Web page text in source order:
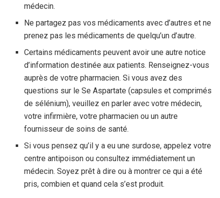
médecin.
Ne partagez pas vos médicaments avec d’autres et ne
prenez pas les médicaments de quelqu’un d’autre.
Certains médicaments peuvent avoir une autre notice
d’information destinée aux patients. Renseignez-vous
auprès de votre pharmacien. Si vous avez des
questions sur le Se Aspartate (capsules et comprimés
de sélénium), veuillez en parler avec votre médecin,
votre infirmière, votre pharmacien ou un autre
fournisseur de soins de santé.
Si vous pensez qu’il y a eu une surdose, appelez votre
centre antipoison ou consultez immédiatement un
médecin. Soyez prêt à dire ou à montrer ce qui a été
pris, combien et quand cela s’est produit.